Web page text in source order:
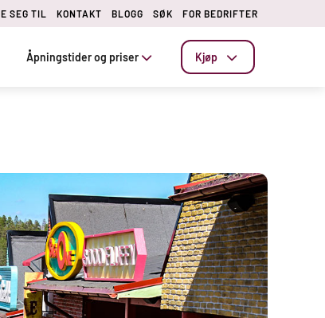
SEG TIL KONTAKT BLOGG SØK FOR BEDRIFTER
Åpningstider og priser Kjøp